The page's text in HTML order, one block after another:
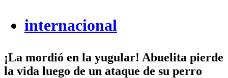
internacional
¡La mordió en la yugular! Abuelita pierde
la vida luego de un ataque de su perro